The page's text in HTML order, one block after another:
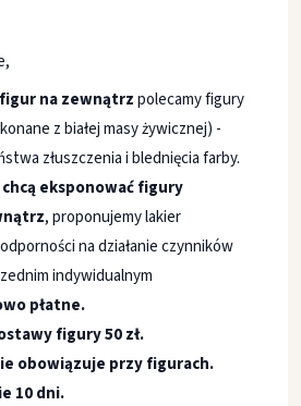
na zewnątrzpolecamy figury
z białej masy żywicznej) -
złuszczenia i blednięcia farby.
eksponować figury
, proponujemy lakier
na działanie czynników
indywidualnym
płatne.
figury 50 zł.
obowiązuje przy figurach.
10 dni.